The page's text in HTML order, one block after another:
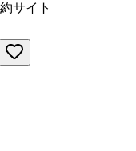
サイト